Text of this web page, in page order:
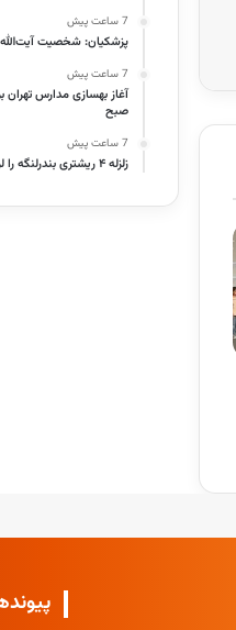
7 ساعت پیش
پزشکیان: شخصیت
7 ساعت پیش
آغاز بهسازی مدارس
صبح
7 ساعت پیش
زلزله ۴ ریشتری بندرلنگه را لرزاند – هشت صبح